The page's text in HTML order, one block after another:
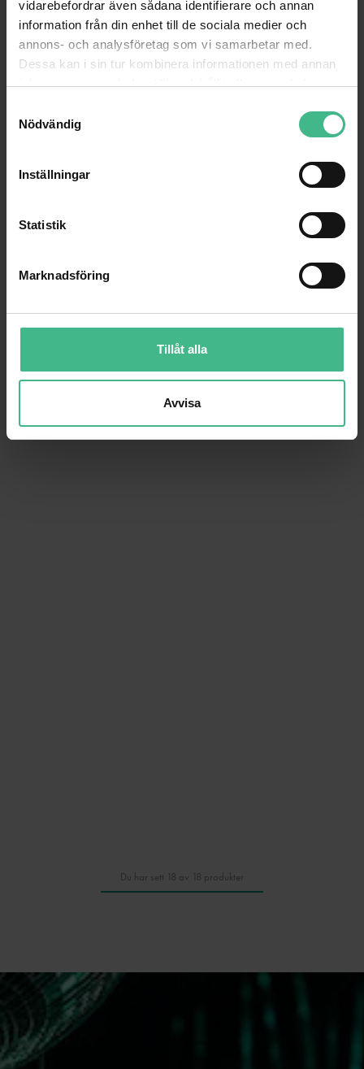
vidarebefordrar även sådana identifierare och annan
information från din enhet till de sociala medier och
annons- och analysföretag som vi samarbetar med.
Dessa kan i sin tur kombinera informationen med annan
information som du har tillhandahållit eller som de har
Nödvändig
Inställningar
Statistik
Marknadsföring
Tillåt alla
Avvisa
Du har sett 18 av 18 produkter